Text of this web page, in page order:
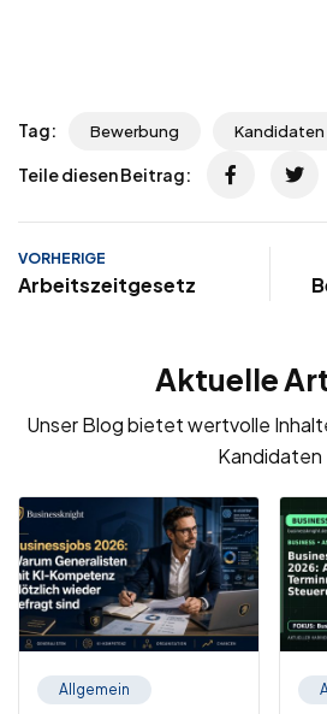
Tag: Bewerbung Kandidaten
Teile diesen Beitrag:
VORHERIGE
Arbeitszeitgesetz
Aktuelle
Unser Blog bietet wertvolle
Kandidaten
Allgemein